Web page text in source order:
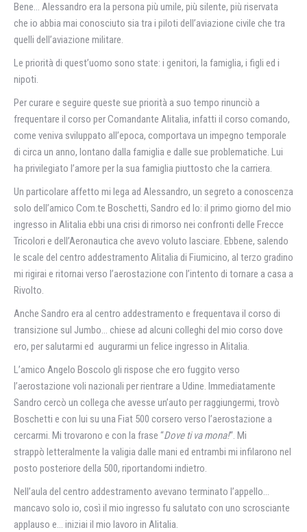
Bene… Alessandro era la persona più umile, più silente, più riservata
che io abbia mai conosciuto sia tra i piloti dell’aviazione civile che tra
quelli dell’aviazione militare.
Le priorità di quest’uomo sono state: i genitori, la famiglia, i figli ed i
nipoti.
Per curare e seguire queste sue priorità a suo tempo rinunciò a
frequentare il corso per Comandante Alitalia, infatti il corso comando,
come veniva sviluppato all’epoca, comportava un impegno temporale
di circa un anno, lontano dalla famiglia e dalle sue problematiche. Lui
ha privilegiato l’amore per la sua famiglia piuttosto che la carriera.
Un particolare affetto mi lega ad Alessandro, un segreto a conoscenza
solo dell’amico Com.te Boschetti, Sandro ed Io: il primo giorno del mio
ingresso in Alitalia ebbi una crisi di rimorso nei confronti delle Frecce
Tricolori e dell’Aeronautica che avevo voluto lasciare. Ebbene, salendo
le scale del centro addestramento Alitalia di Fiumicino, al terzo gradino
mi rigirai e ritornai verso l’aerostazione con l’intento di tornare a casa a
Rivolto.
Anche Sandro era al centro addestramento e frequentava il corso di
transizione sul Jumbo… chiese ad alcuni colleghi del mio corso dove
ero, per salutarmi ed augurarmi un felice ingresso in Alitalia.
L’amico Angelo Boscolo gli rispose che ero fuggito verso
l’aerostazione voli nazionali per rientrare a Udine. Immediatamente
Sandro cercò un collega che avesse un’auto per raggiungermi, trovò
Boschetti e con lui su una Fiat 500 corsero verso l’aerostazione a
cercarmi. Mi trovarono e con la frase “Dove ti va mona!“. Mi
strappò letteralmente la valigia dalle mani ed entrambi mi infilarono nel
posto posteriore della 500, riportandomi indietro.
Nell’aula del centro addestramento avevano terminato l’appello…
mancavo solo io, così il mio ingresso fu salutato con uno scrosciante
applauso e… iniziai il mio lavoro in Alitalia.